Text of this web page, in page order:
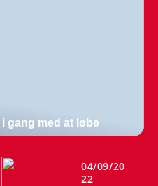
gang med at løbe
04/09/20
22